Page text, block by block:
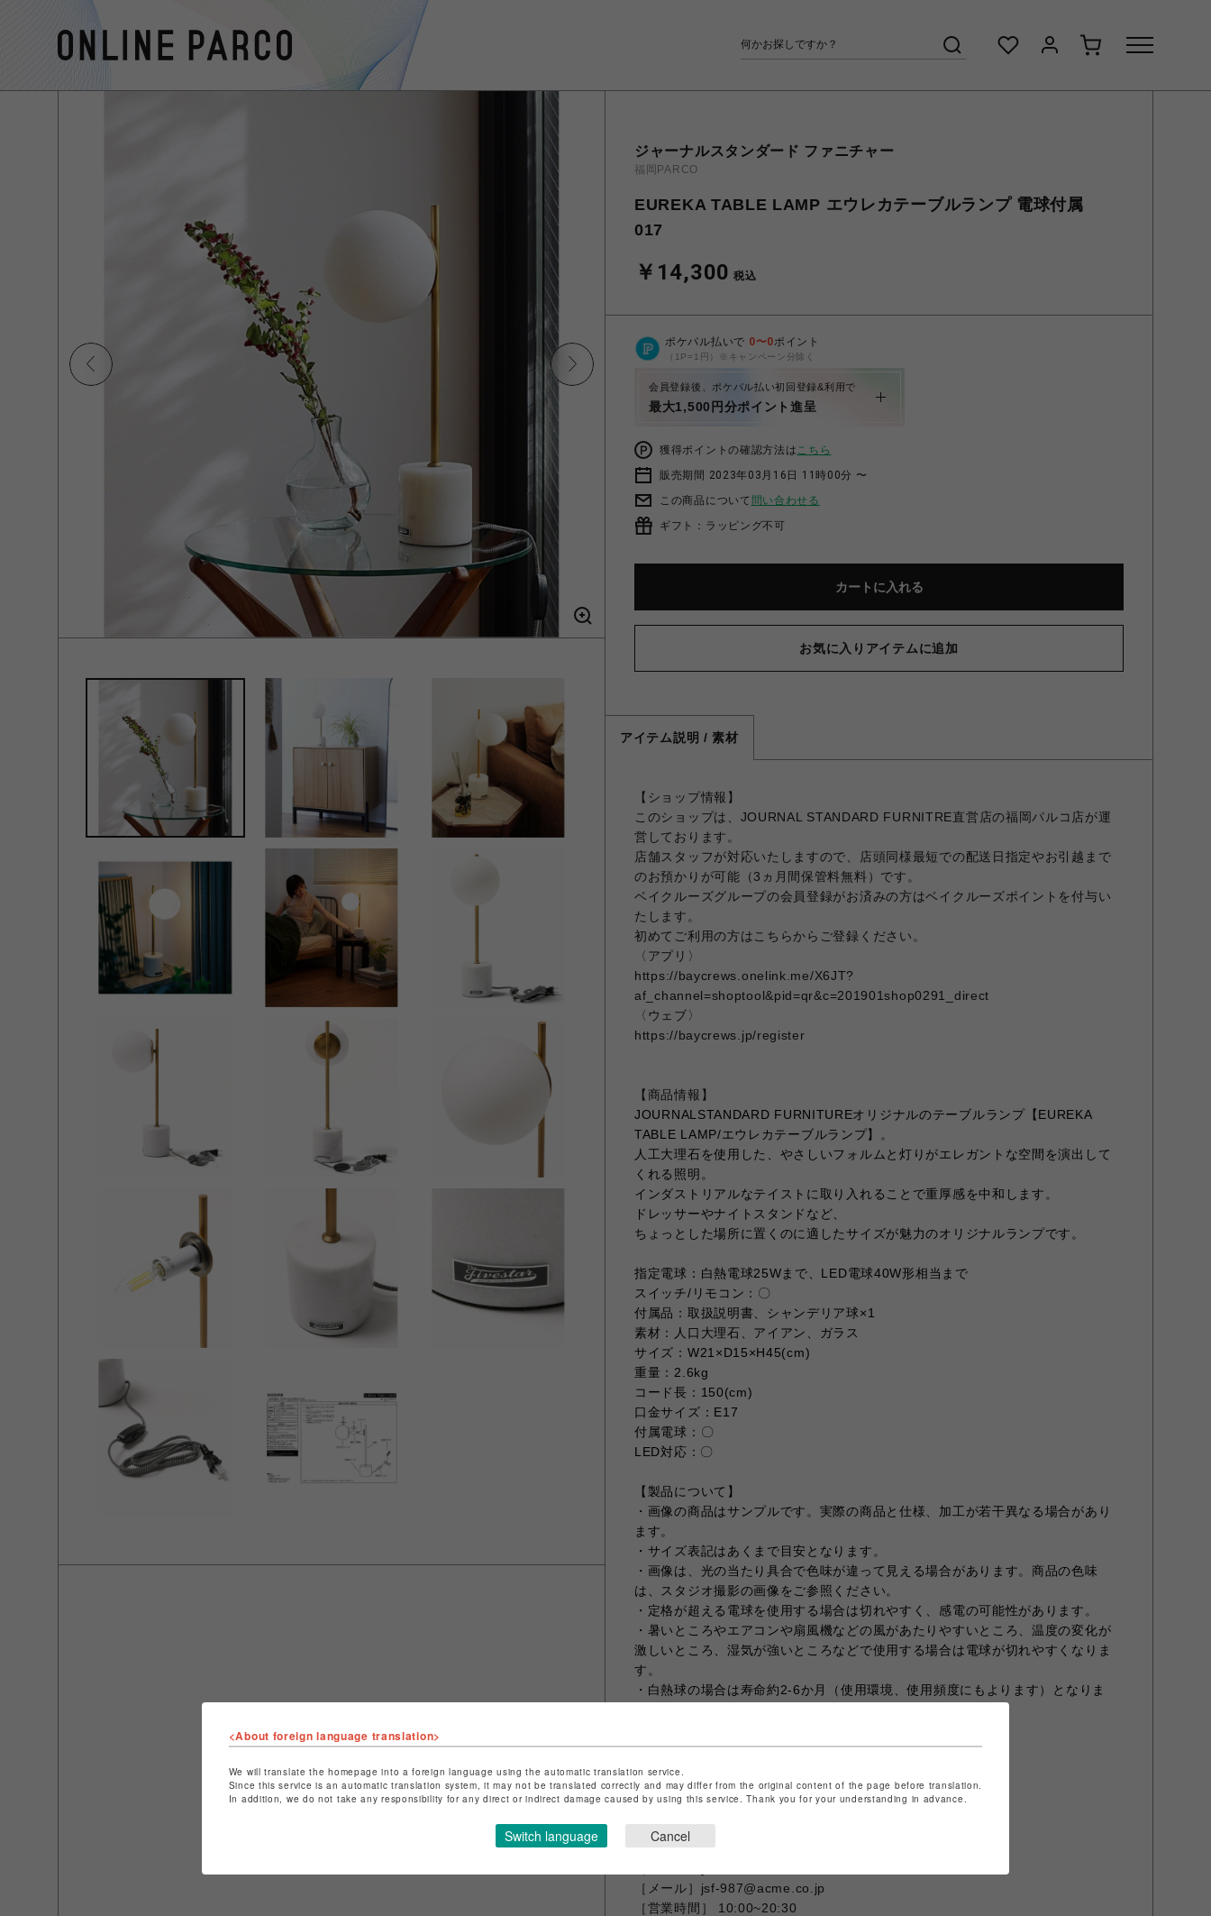
ジャーナルスタンダード ファニチャー
福岡PARCO
EUREKA TABLE LAMP エウレカテーブルランプ 電球付属
017
￥14,300 税込
ポケパル払いで 0〜0ポイント
（1P=1円）※キャンペーン分除く
会員登録後、ポケパル払い初回登録&利用で
最大1,500円分ポイント進呈
獲得ポイントの確認方法はこちら
販売期間 2023年03月16日 11時00分 〜
この商品について 問い合わせる
ギフト：ラッピング不可
カートに入れる
お気に入りアイテムに追加
アイテム説明 / 素材
【ショップ情報】
このショップは、JOURNAL STANDARD FURNITRE直営店の福岡パルコ店が運
営しております。
店舗スタッフが対応いたしますので、店頭同様最短での配送日指定やお引越まで
のお預かりが可能（3ヵ月間保管料無料）です。
ベイクルーズグループの会員登録がお済みの方はベイクルーズポイントを付与い
たします。
初めてご利用の方はこちらからご登録ください。
〈アプリ〉
https://baycrews.onelink.me/X6JT?
af_channel=shoptool&pid=qr&c=201901shop0291_direct
〈ウェブ〉
https://baycrews.jp/register
【商品情報】
JOURNALSTANDARD FURNITUREオリジナルのテーブルランプ【EUREKA
TABLE LAMP/エウレカテーブルランプ】。
人工大理石を使用した、やさしいフォルムと灯りがエレガントな空間を演出して
くれる照明。
インダストリアルなテイストに取り入れることで重厚感を中和します。
ドレッサーやナイトスタンドなど、
ちょっとした場所に置くのに適したサイズが魅力のオリジナルランプです。
指定電球：白熱電球25Wまで、LED電球40W形相当まで
スイッチ/リモコン：〇
付属品：取扱説明書、シャンデリア球×1
素材：人口大理石、アイアン、ガラス
サイズ：W21×D15×H45(cm)
重量：2.6kg
コード長：150(cm)
口金サイズ：E17
付属電球：〇
LED対応：〇
【製品について】
・画像の商品はサンプルです。実際の商品と仕様、加工が若干異なる場合があり
ます。
・サイズ表記はあくまで目安となります。
・画像は、光の当たり具合で色味が違って見える場合があります。商品の色味
は、スタジオ撮影の画像をご参照ください。
・定格が超える電球を使用する場合は切れやすく、感電の可能性があります。
・暑いところやエアコンや扇風機などの風があたりやすいところ、温度の変化が
激しいところ、湿気が強いところなどで使用する場合は電球が切れやすくなりま
す。
・白熱球の場合は寿命約2-6か月（使用環境、使用頻度にもよります）となりま
【配送】
佐川急便・・・玄関お渡し
送料・・・660円
【お問い合わせ先】
JOURNAL STANDARD FURNITRE 福岡パルコ店
［メール］jsf-987@acme.co.jp
［営業時間］ 10:00~20:30
<About foreign language translation>
We will translate the homepage into a foreign language using the automatic translation service.
Since this service is an automatic translation system, it may not be translated correctly and may differ from the original content of the page before translation.
In addition, we do not take any responsibility for any direct or indirect damage caused by using this service. Thank you for your understanding in advance.
Switch language Cancel